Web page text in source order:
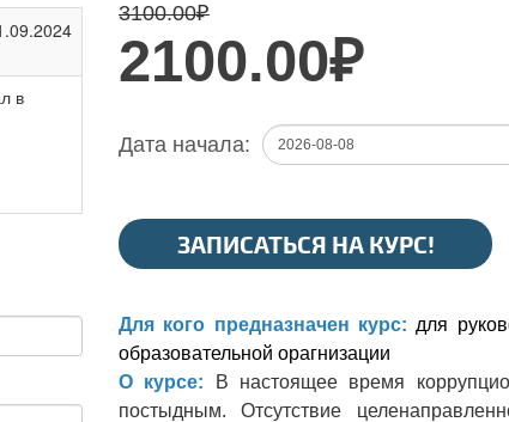
в
3100.00₽
2100.00₽
Дата начала:
ЗАПИСАТЬСЯ НА КУРС!
Для кого предназначен курс: для
образовательной орагнизации
О курсе:
В настоящее время
постыдным. Отсутствие